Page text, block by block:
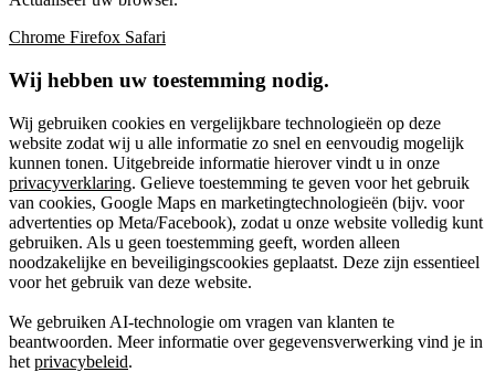
Chrome Firefox Safari
Wij hebben uw toestemming nodig.
Wij gebruiken cookies en vergelijkbare technologieën op deze
website zodat wij u alle informatie zo snel en eenvoudig mogelijk
kunnen tonen. Uitgebreide informatie hierover vindt u in onze
privacyverklaring. Gelieve toestemming te geven voor het gebruik
van cookies, Google Maps en marketingtechnologieën (bijv. voor
advertenties op Meta/Facebook), zodat u onze website volledig kunt
gebruiken. Als u geen toestemming geeft, worden alleen
noodzakelijke en beveiligingscookies geplaatst. Deze zijn essentieel
voor het gebruik van deze website.
We gebruiken AI-technologie om vragen van klanten te
beantwoorden. Meer informatie over gegevensverwerking vind je in
het privacybeleid.